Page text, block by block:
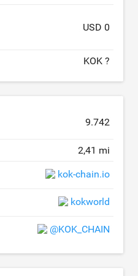
USD 0
KOK ?
9.742
2,41 mi
kok-chain.io
kokworld
@KOK_CHAIN